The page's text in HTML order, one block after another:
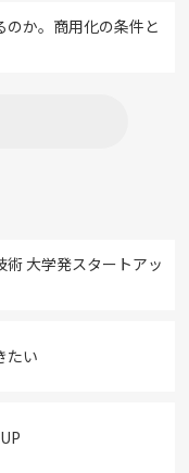
のか。商用化の条件と
大学発スタートアッ
たい